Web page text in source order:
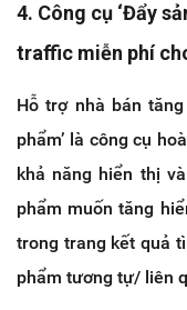
4. Công cụ ‘Đẩy
traffic miễn phí
Hỗ trợ nhà bán
phẩm’ là công cụ
khả năng hiển thị
phẩm muốn tăng
trong trang kết quả
phẩm tương tự/ liên